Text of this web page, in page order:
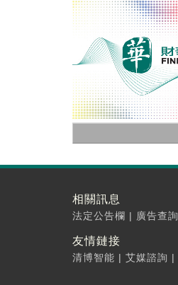
相關訊息
法定公告欄 | 廣告查詢
友情鏈接
清博智能 | 艾媒諮詢 |